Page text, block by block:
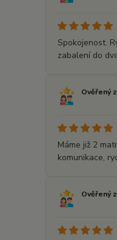
Spokojenost.
zabalení do
Ověřený
Máme již 2
komunikace,
Ověřený